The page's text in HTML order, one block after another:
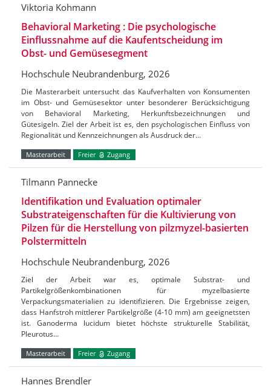
Viktoria Kohmann
Behavioral Marketing : Die psychologische
Einflussnahme auf die Kaufentscheidung im
Obst- und Gemüsesegment
Hochschule Neubrandenburg, 2026
Die Masterarbeit untersucht das Kaufverhalten von Konsumenten
im Obst- und Gemüsesektor unter besonderer Berücksichtigung
von Behavioral Marketing, Herkunftsbezeichnungen und
Gütesigeln. Ziel der Arbeit ist es, den psychologischen Einfluss von
Regionalität und Kennzeichnungen als Ausdruck der…
Masterarbeit Freier Zugang
Tilmann Pannecke
Identifikation und Evaluation optimaler
Substrateigenschaften für die Kultivierung von
Pilzen für die Herstellung von pilzmyzel-basierten
Polstermitteln
Hochschule Neubrandenburg, 2026
Ziel der Arbeit war es, optimale Substrat- und
Partikelgrößenkombinationen für myzelbasierte
Verpackungsmaterialien zu identifizieren. Die Ergebnisse zeigen,
dass Hanfstroh mittlerer Partikelgröße (4-10 mm) am geeignetsten
ist. Ganoderma lucidum bietet höchste strukturelle Stabilität,
Pleurotus…
Masterarbeit Freier Zugang
Hannes Brendler